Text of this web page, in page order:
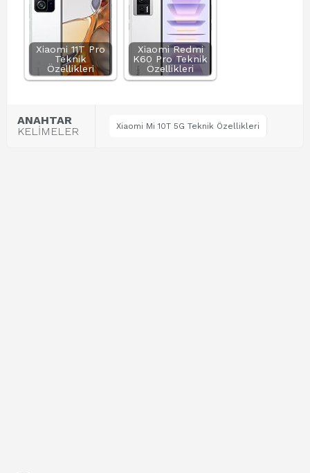
Xiaomi 11T Pro
Teknik
Özellikleri
Xiaomi Redmi
K60 Pro Teknik
Özellikleri
ANAHTAR
KELİMELER
Xiaomi Mi 10T 5G Teknik Özellikleri